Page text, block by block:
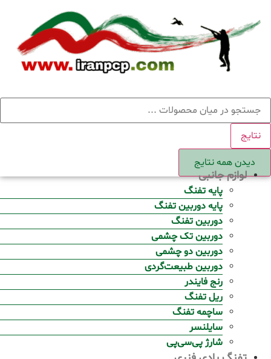
content
جستجو
.
نتایج
دیدن همه نتایج
لوازم جانبی
پایه تفنگ
پایه دوربین تفنگ
دوربین تفنگ
دوربین تک چشمی
دوربین دو چشمی
دوربین طبیعت‌گردی
رنج فایندر
ریل تفنگ
ساچمه تفنگ
سایلنسر
شارژ پی‌سی‌پی